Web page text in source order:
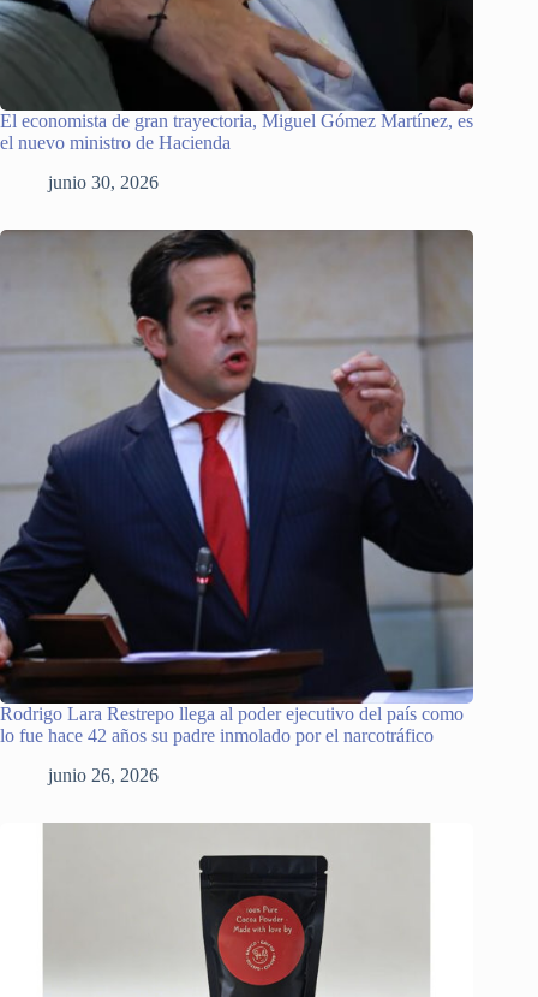
El economista de gran trayectoria, Miguel Gómez Martínez, es
el nuevo ministro de Hacienda
junio 30, 2026
Rodrigo Lara Restrepo llega al poder ejecutivo del país como
lo fue hace 42 años su padre inmolado por el narcotráfico
junio 26, 2026